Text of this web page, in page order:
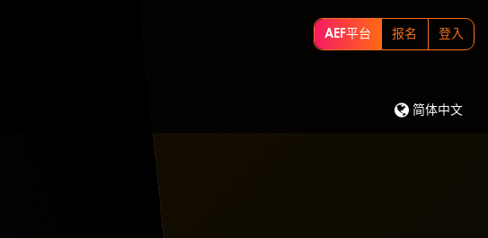
AEF平台 报名 登入
简体中文